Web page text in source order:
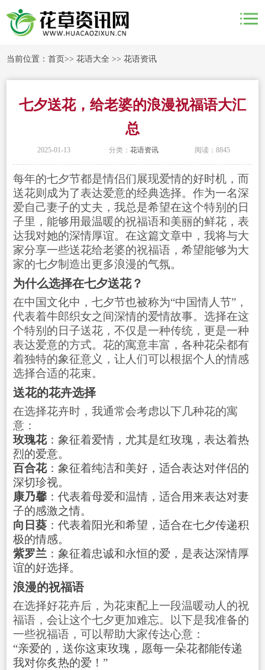
当前位置：首页>>花语大全 >>花语资讯
七夕送花，给老婆的浪漫祝福语大汇
总
2025-01-13 分类： 花语资讯 阅读：8845
每年的七夕节都是情侣们展现爱情的好时机，而
送花则成为了表达爱意的经典选择。作为一名深
爱自己妻子的丈夫，我总是希望在这个特别的日
子里，能够用最温暖的祝福语和美丽的鲜花，表
达我对她的深情厚谊。在这篇文章中，我将与大
家分享一些送花给老婆的祝福语，希望能够为大
家的七夕制造出更多浪漫的气氛。
为什么选择在七夕送花？
在中国文化中，七夕节也被称为“中国情人节”，
代表着牛郎织女之间深情的爱情故事。选择在这
个特别的日子送花，不仅是一种传统，更是一种
表达爱意的方式。花的寓意丰富，各种花朵都有
着独特的象征意义，让人们可以根据个人的情感
选择合适的花束。
送花的花卉选择
在选择花卉时，我通常会考虑以下几种花的寓
意：
玫瑰花：象征着爱情，尤其是红玫瑰，表达着热
烈的爱意。
百合花：象征着纯洁和美好，适合表达对伴侣的
深切珍视。
康乃馨：代表着母爱和温情，适合用来表达对妻
子的感激之情。
向日葵：代表着阳光和希望，适合在七夕传递积
极的情感。
紫罗兰 ：象征着忠诚和永恒的爱，是表达深情厚
谊的好选择。
浪漫的祝福语
在选择好花卉后，为花束配上一段温暖动人的祝
福语，会让这个七夕更加难忘。以下是我准备的
一些祝福语，可以帮助大家传达心意：
“亲爱的，送你这束玫瑰，愿每一朵花都能传递
我对你炙热的爱！”